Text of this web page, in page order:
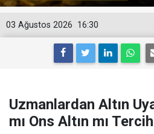
16:30
03 Ağustos 2026
Uzmanlardan Altın
mı Ons Altın mı